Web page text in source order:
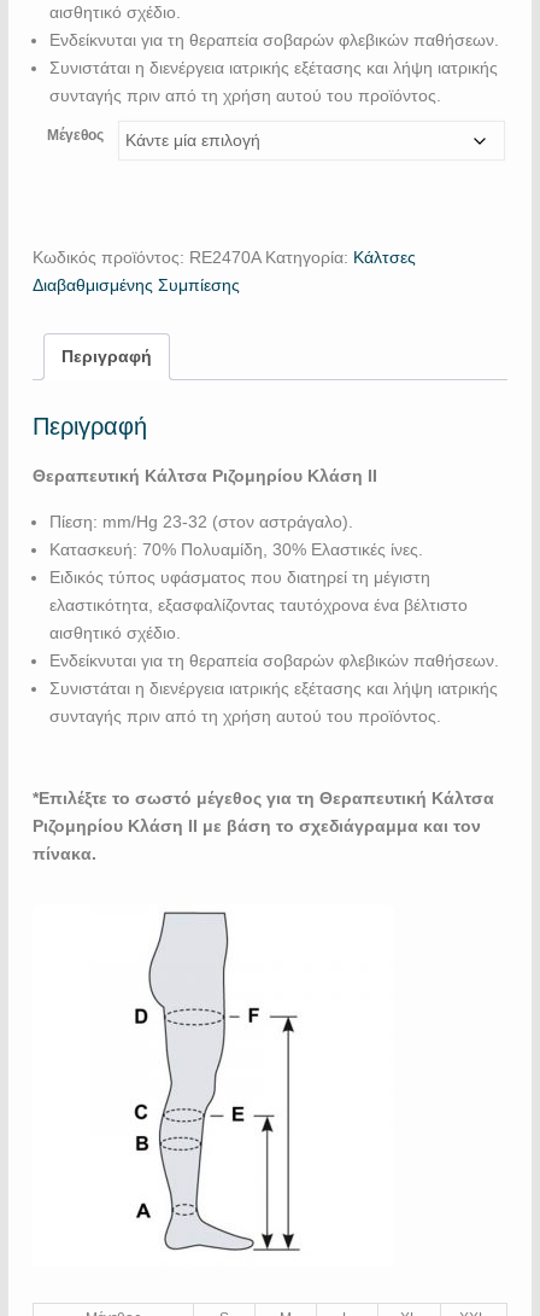
αισθητικό σχέδιο.
Ενδείκνυται για τη θεραπεία σοβαρών φλεβικών παθήσεων.
Συνιστάται η διενέργεια ιατρικής εξέτασης και λήψη ιατρικής
συνταγής πριν από τη χρήση αυτού του προϊόντος.
Μέγεθος
Κωδικός προϊόντος: RE2470A Κατηγορία: Κάλτσες
Διαβαθμισμένης Συμπίεσης
Περιγραφή
Περιγραφή
Θεραπευτική Κάλτσα Ριζομηρίου Κλάση ΙΙ
Πίεση: mm/Hg 23-32 (στον αστράγαλο).
Κατασκευή: 70% Πολυαμίδη, 30% Ελαστικές ίνες.
Ειδικός τύπος υφάσματος που διατηρεί τη μέγιστη
ελαστικότητα, εξασφαλίζοντας ταυτόχρονα ένα βέλτιστο
αισθητικό σχέδιο.
Ενδείκνυται για τη θεραπεία σοβαρών φλεβικών παθήσεων.
Συνιστάται η διενέργεια ιατρικής εξέτασης και λήψη ιατρικής
συνταγής πριν από τη χρήση αυτού του προϊόντος.
*Επιλέξτε το σωστό μέγεθος για τη Θεραπευτική Κάλτσα
Ριζομηρίου Κλάση ΙΙ με βάση το σχεδιάγραμμα και τον
πίνακα.